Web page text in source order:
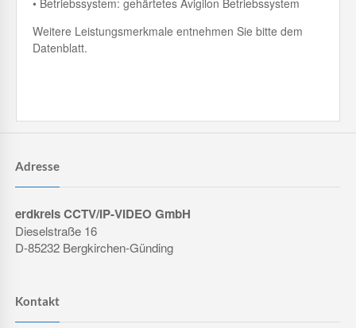
• Betriebssystem: gehärtetes Avigilon Betriebssystem
Weitere Leistungsmerkmale entnehmen Sie bitte dem
Datenblatt.
Adresse
erdkreis CCTV/IP-VIDEO GmbH
Dieselstraße 16
D-85232 Bergkirchen-Günding
Kontakt